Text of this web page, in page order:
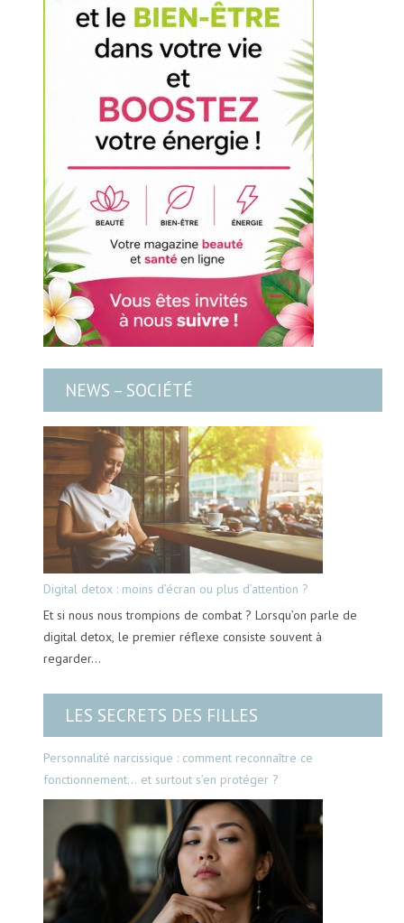
NEWS – SOCIÉTÉ
Digital detox : moins d’écran ou plus d’attention ?
Et si nous nous trompions de combat ? Lorsqu’on parle de
digital detox, le premier réflexe consiste souvent à
regarder…
LES SECRETS DES FILLES
Personnalité narcissique : comment reconnaître ce
fonctionnement… et surtout s’en protéger ?